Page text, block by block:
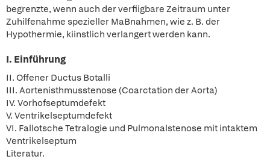
begrenzte, wenn auch der verfiigbare Zeitraum unter
Zuhilfenahme spezieller MaBnahmen, wie z. B. der
Hypothermie, kiinstlich verlangert werden kann.
I. Einführung
II. Offener Ductus Botalli
III. Aortenisthmusstenose (Coarctation der Aorta)
IV. Vorhofseptumdefekt
V. Ventrikelseptumdefekt
VI. Fallotsche Tetralogie und Pulmonalstenose mit intaktem
Ventrikelseptum
Literatur.